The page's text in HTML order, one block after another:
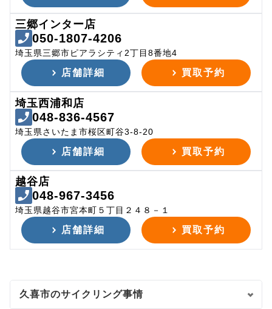
三郷インター店
050-1807-4206
埼玉県三郷市ピアラシティ2丁目8番地4
店舗詳細 買取予約
埼玉西浦和店
048-836-4567
埼玉県さいたま市桜区町谷3-8-20
店舗詳細 買取予約
越谷店
048-967-3456
埼玉県越谷市宮本町５丁目２４８－１
店舗詳細 買取予約
久喜市のサイクリング事情